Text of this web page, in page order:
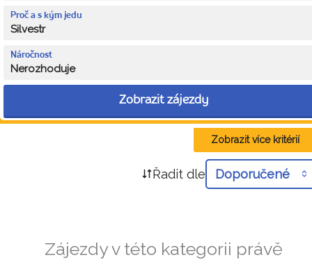
Proč a s kým jedu
Silvestr
Náročnost
Nerozhoduje
Zobrazit zájezdy
Zobrazit více kritérií
Řadit dle Doporučené
Zájezdy v této kategorii právě